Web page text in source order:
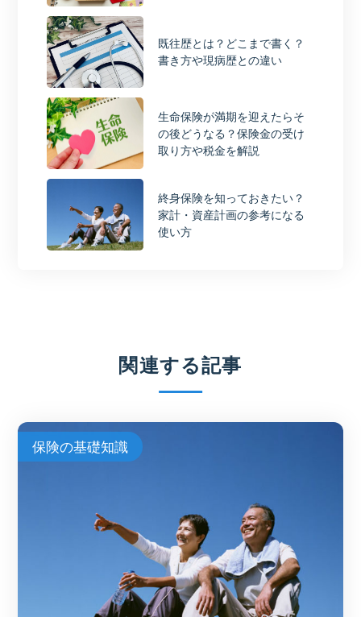
既往歴とは？どこまで書く？
書き方や現病歴との違い
生命保険が満期を迎えたらそ
の後どうなる？保険金の受け
取り方や税金を解説
終身保険を知っておきたい？
家計・資産計画の参考になる
使い方
関連する記事
保険の基礎知識